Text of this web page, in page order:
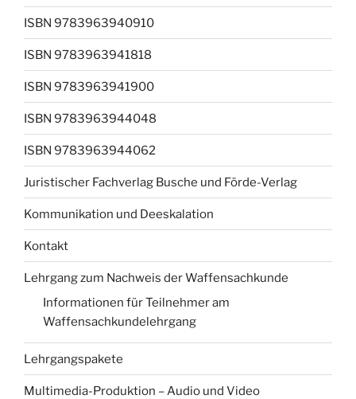
ISBN 9783963940910
ISBN 9783963941818
ISBN 9783963941900
ISBN 9783963944048
ISBN 9783963944062
Juristischer Fachverlag Busche und Förde-Verlag
Kommunikation und Deeskalation
Kontakt
Lehrgang zum Nachweis der Waffensachkunde
Informationen für Teilnehmer am
Waffensachkundelehrgang
Lehrgangspakete
Multimedia-Produktion – Audio und Video